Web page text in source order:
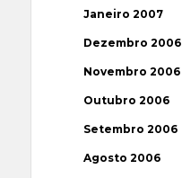
Janeiro 2007
Dezembro 2006
Novembro 2006
Outubro 2006
Setembro 2006
Agosto 2006